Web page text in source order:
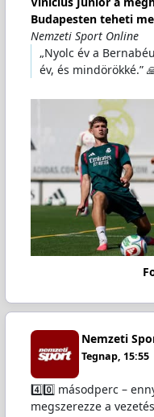
Budapesten teheti
Nemzeti Sport Online
„Nyolc év a
év, és mindörökké.”
Nemzeti
Tegnap, 15:55
4️⃣0️⃣ másodperc –
megszerezze a